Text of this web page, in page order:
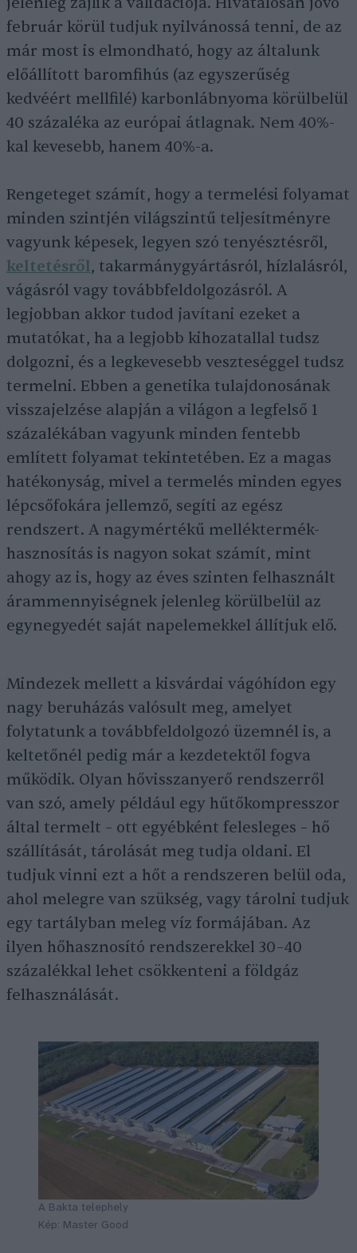
február körül tudjuk nyilvánossá tenni, de az
már most is elmondható, hogy az általunk
előállított baromfihús (az egyszerűség
kedvéért mellfilé) karbonlábnyoma körülbelül
40 százaléka az európai átlagnak. Nem 40%-
kal kevesebb, hanem 40%-a.
Rengeteget számít, hogy a termelési folyamat
minden szintjén világszintű teljesítményre
vagyunk képesek, legyen szó tenyésztésről,
keltetésről, takarmánygyártásról, hízlalásról,
vágásról vagy továbbfeldolgozásról. A
legjobban akkor tudod javítani ezeket a
mutatókat, ha a legjobb kihozatallal tudsz
dolgozni, és a legkevesebb veszteséggel tudsz
termelni. Ebben a genetika tulajdonosának
visszajelzése alapján a világon a legfelső 1
százalékában vagyunk minden fentebb
említett folyamat tekintetében. Ez a magas
hatékonyság, mivel a termelés minden egyes
lépcsőfokára jellemző, segíti az egész
rendszert. A nagymértékű melléktermék-
hasznosítás is nagyon sokat számít, mint
ahogy az is, hogy az éves szinten felhasznált
árammennyiségnek jelenleg körülbelül az
egynegyedét saját napelemekkel állítjuk elő.
Mindezek mellett a kisvárdai vágóhídon egy
nagy beruházás valósult meg, amelyet
folytatunk a továbbfeldolgozó üzemnél is, a
keltetőnél pedig már a kezdetektől fogva
működik. Olyan hővisszanyerő rendszerről
van szó, amely például egy hűtőkompresszor
által termelt – ott egyébként felesleges – hő
szállítását, tárolását meg tudja oldani. El
tudjuk vinni ezt a hőt a rendszeren belül oda,
ahol melegre van szükség, vagy tárolni tudjuk
egy tartályban meleg víz formájában. Az
ilyen hőhasznosító rendszerekkel 30–40
százalékkal lehet csökkenteni a földgáz
felhasználását.
A Bakta telephely
Kép: Master Good